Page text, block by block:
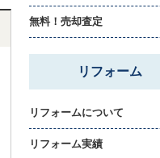
無料！売却査定
リフォーム
リフォームについて
リフォーム実績